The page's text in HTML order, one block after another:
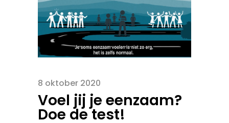
8 oktober 2020
Voel jij je eenzaam?
Doe de test!